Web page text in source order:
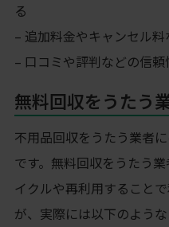
る
– 追加料金やキャンセル
– 口コミや評判などの信
無料回収をうたう
不用品回収をうたう業者
です。無料回収をうたう
イクルや再利用すること
が、実際には以下のよう